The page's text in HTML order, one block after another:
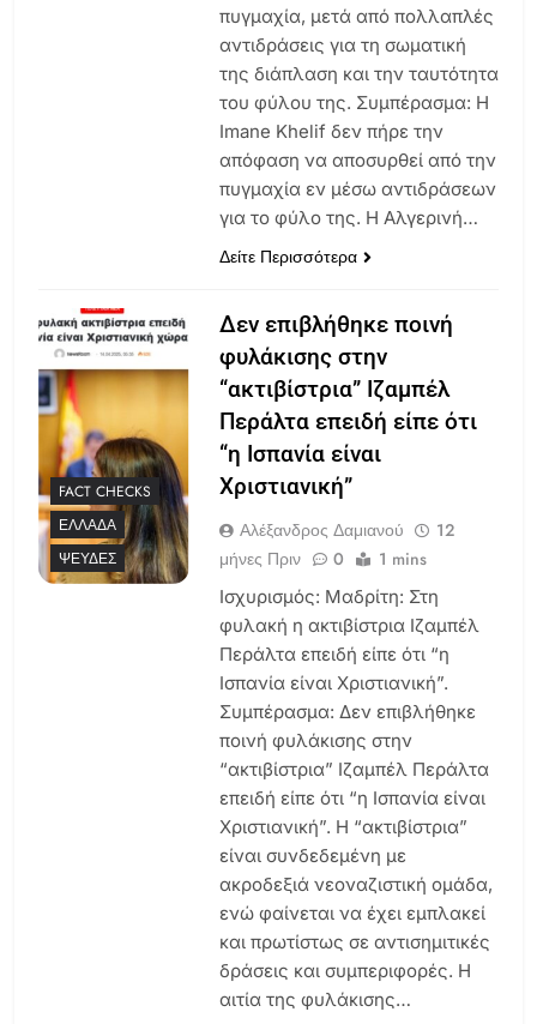
πυγμαχία, μετά από πολλαπλές
αντιδράσεις για τη σωματική
της διάπλαση και την ταυτότητα
του φύλου της. Συμπέρασμα: H
Imane Khelif δεν πήρε την
απόφαση να αποσυρθεί από την
πυγμαχία εν μέσω αντιδράσεων
για το φύλο της. Η Αλγερινή…
Δείτε Περισσότερα
FACT CHECKS
ΕΛΛΆΔΑ
ΨΕΥΔΈΣ
Δεν επιβλήθηκε ποινή
φυλάκισης στην
“ακτιβίστρια” Ιζαμπέλ
Περάλτα επειδή είπε ότι
“η Ισπανία είναι
Χριστιανική”
Αλέξανδρος Δαμιανού
12
μήνες Πριν
0 1 mins
Ισχυρισμός: Μαδρίτη: Στη
φυλακή η ακτιβίστρια Ιζαμπέλ
Περάλτα επειδή είπε ότι “η
Ισπανία είναι Χριστιανική”.
Συμπέρασμα: Δεν επιβλήθηκε
ποινή φυλάκισης στην
“ακτιβίστρια” Ιζαμπέλ Περάλτα
επειδή είπε ότι “η Ισπανία είναι
Χριστιανική”. Η “ακτιβίστρια”
είναι συνδεδεμένη με
ακροδεξιά νεοναζιστική ομάδα,
ενώ φαίνεται να έχει εμπλακεί
και πρωτίστως σε αντισημιτικές
δράσεις και συμπεριφορές. Η
αιτία της φυλάκισης…